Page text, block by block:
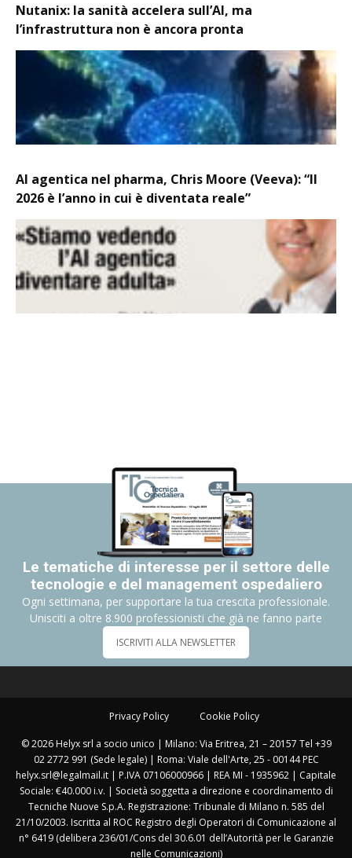
Nutanix: la sanità accelera sull’AI, ma
l’infrastruttura non è ancora pronta
AI agentica nel pharma, Chris Moore (Veeva): “Il
2026 è l’anno in cui è diventata reale”
Le tematiche di interesse per il settore delle
tecnologie e del management ospedaliero
Ogni settimana, per supportare la tua crescita professionale.
Unisciti a oltre 8.900 professionisti che già ne fanno parte
ISCRIVITI ALLA NEWSLETTER
Privacy Policy Cookie Policy
© 2026 Helyx srl a socio unico | Milano: Via Eritrea, 21 – 20157 Tel +39
02 2772 991 (Sede legale) | Roma: Viale dell'Arte, 25 - 00144 PEC
helyx.srl@legalmail.it | P.IVA 07106000966 | REA MI - 1935962 | Capitale
Sociale: €40.000 i.v. | Società soggetta a direzione e coordinamento di
Tecniche Nuove S.p.A. Registrazione: Tribunale di Milano n. 585 del
21/10/2003. Iscritta al ROC Registro degli Operatori di Comunicazione al
n° 6419 (delibera 236/01/Cons del 30.6.01 dell’Autorità per le Garanzie
nelle Comunicazioni)